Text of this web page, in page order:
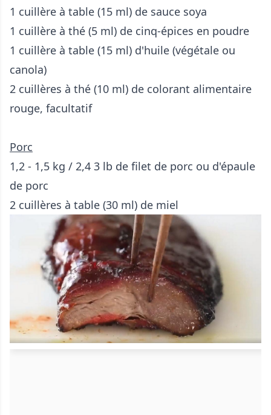
1 cuillère à table (15 ml) de sauce soya
1 cuillère à thé (5 ml) de cinq-épices en poudre
1 cuillère à table (15 ml) d'huile (végétale ou
canola)
2 cuillères à thé (10 ml) de colorant alimentaire
rouge, facultatif
Porc
1,2 - 1,5 kg / 2,4 3 lb de filet de porc ou d'épaule
de porc
2 cuillères à table (30 ml) de miel